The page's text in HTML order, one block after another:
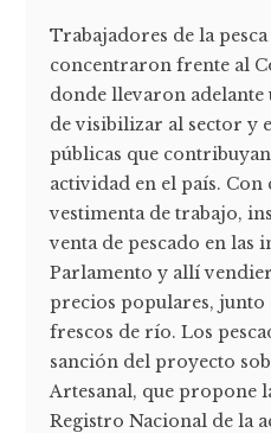
Trabajadores de la pesca
concentraron frente al
donde llevaron adelante
de visibilizar al sector y
públicas que
actividad en el país.
vestimenta de trabajo,
venta de pescado en las
Parlamento y allí
precios populares,
frescos de río. Los
sanción del proyecto
Artesanal, que propone
Registro Nacional de la